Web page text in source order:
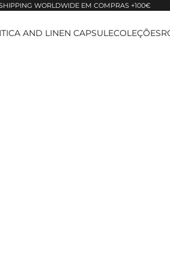
WORLDWIDE EM COMPRAS +100€
TICA AND LINEN CAPSULECOLEÇÕES